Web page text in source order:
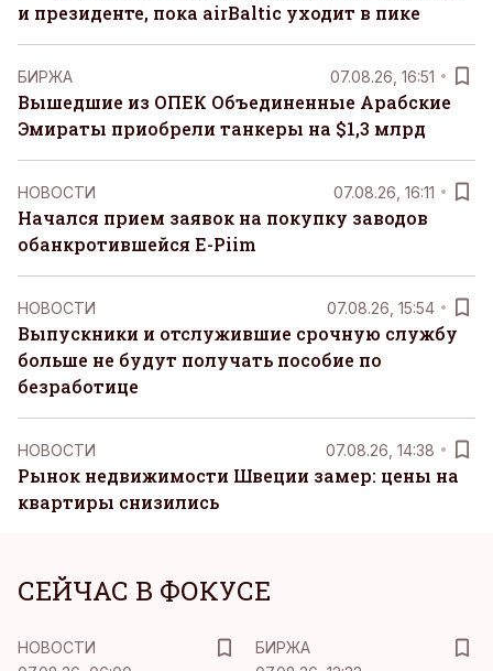
и президенте, пока airBaltic уходит в пике
БИРЖА 07.08.26, 16:51
Вышедшие из ОПЕК Объединенные Арабские
Эмираты приобрели танкеры на $1,3 млрд
НОВОСТИ 07.08.26, 16:11
Начался прием заявок на покупку заводов
обанкротившейся E-Piim
НОВОСТИ 07.08.26, 15:54
Выпускники и отслужившие срочную службу
больше не будут получать пособие по
безработице
НОВОСТИ 07.08.26, 14:38
Рынок недвижимости Швеции замер: цены на
квартиры снизились
СЕЙЧАС В ФОКУСЕ
НОВОСТИ
БИРЖА